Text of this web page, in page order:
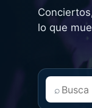
lo que
⌕